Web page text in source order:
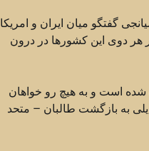
گفتگو میان ایران و امریکا
هر دوی این کشورها در درون
است و به هیچ رو خواهان
به بازگشت طالبان – متحد